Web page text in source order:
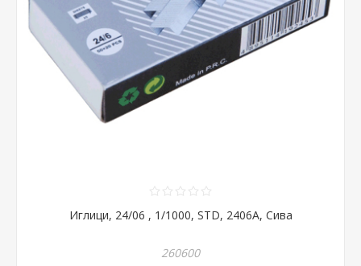
Иглици, 24/06 , 1/1000, STD, 2406А, Сива
260600